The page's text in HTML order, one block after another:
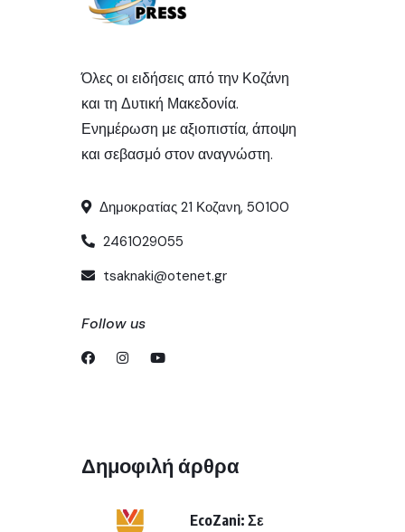
Όλες οι ειδήσεις από την Κοζάνη
και τη Δυτική Μακεδονία.
Ενημέρωση με αξιοπιστία, άποψη
και σεβασμό στον αναγνώστη.
Δημοκρατίας 21 Κοζανη, 50100
2461029055
tsaknaki@otenet.gr
Follow us
Δημοφιλή άρθρα
EcoZani: Σε